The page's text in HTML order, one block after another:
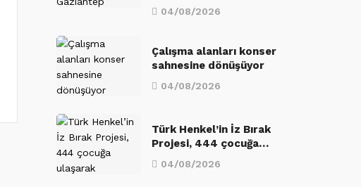
04/08/2026
Çalışma alanları konser
sahnesine dönüşüyor
04/08/2026
Türk Henkel’in İz Bırak
Projesi, 444 çocuğa…
04/08/2026